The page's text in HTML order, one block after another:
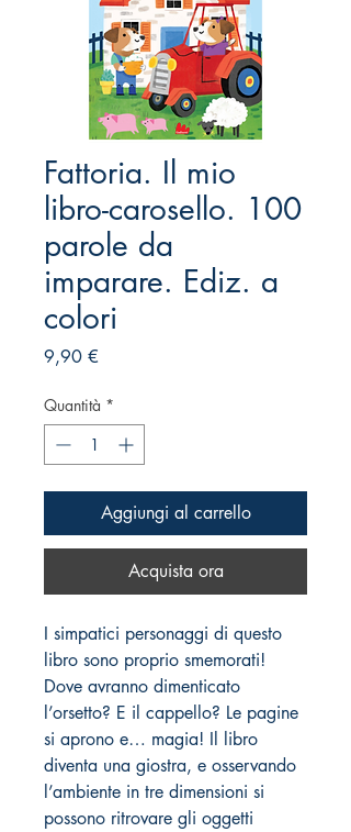
Fattoria. Il mio
libro-carosello. 100
parole da
imparare. Ediz. a
colori
9,90 €Prezzo
Quantità *
Aggiungi al carrello
Acquista ora
I simpatici personaggi di questo
libro sono proprio smemorati!
Dove avranno dimenticato
l’orsetto? E il cappello? Le pagine
si aprono e… magia! Il libro
diventa una giostra, e osservando
l’ambiente in tre dimensioni si
possono ritrovare gli oggetti